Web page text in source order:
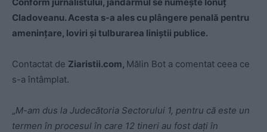
Cladoveanu. Acesta s-a ales cu plângere penală pentru
amenințare, loviri şi tulburarea liniştii publice.
Contactat de Ziaristii.com, Mălin Bot a comentat ceea ce
s-a întâmplat.
„M-am dus la Judecătoria Sectorului 1, pentru că este un
termen în procesul în care 12 tineri au fost dați în